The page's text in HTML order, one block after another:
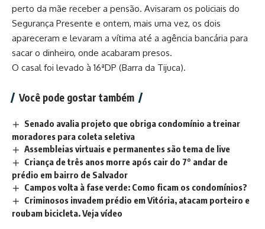
perto da mãe receber a pensão. Avisaram os policiais do
Segurança Presente e ontem, mais uma vez, os dois
apareceram e levaram a vítima até a agência bancária para
sacar o dinheiro, onde acabaram presos.
O casal foi levado à 16ªDP (Barra da Tijuca).
Você pode gostar também
Senado avalia projeto que obriga condomínio a treinar
moradores para coleta seletiva
Assembleias virtuais e permanentes são tema de live
Criança de três anos morre após cair do 7° andar de
prédio em bairro de Salvador
Campos volta à fase verde: Como ficam os condomínios?
Criminosos invadem prédio em Vitória, atacam porteiro e
roubam bicicleta. Veja vídeo